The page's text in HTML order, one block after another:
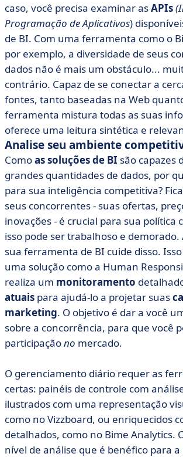
caso, você precisa examinar asAPIs
Programação de Aplicativos)
de BI. Com uma ferramenta como o
por exemplo, a diversidade de seus
dados não é mais um obstáculo...
contrário. Capaz de se conectar a
fontes, tanto baseadas na Web
ferramenta mistura todas as suas
oferece uma leitura sintética e
Analise seu ambiente
Comoas soluções de BI são capazes
grandes quantidades de dados, por
para sua inteligência competitiva?
seus concorrentes - suas ofertas,
inovações - é crucial para sua política
isso pode ser trabalhoso e demorado.
sua ferramenta de BI cuide disso.
uma solução como a Human
realiza um monitoramento
atuais para ajudá-lo a projetar suas
marketing. O objetivo é dar a você
sobre a concorrência, para que você
participaçãono mercado.
O gerenciamento diário requer as
certas: painéis de controle com
ilustrados com uma representação
como no Vizzboard, ou enriquecidos
detalhados, como no Bime Analytics.
nível de análise que é benéfico para